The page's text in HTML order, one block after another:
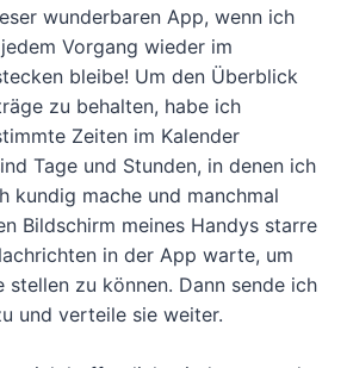
wunderbaren App, wenn ich
Vorgang wieder im
bleibe! Um den Überblick
zu behalten, habe ich
Zeiten im Kalender
Tage und Stunden, in denen ich
kundig mache und manchmal
Bildschirm meines Handys starre
in der App warte, um
stellen zu können. Dann sende ich
und verteile sie weiter.